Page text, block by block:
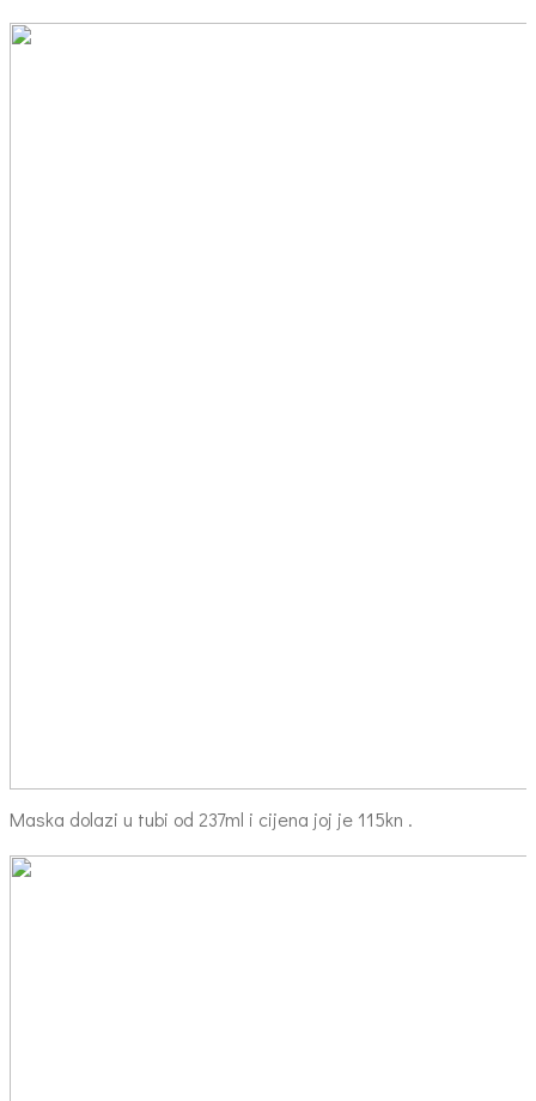
Maska dolazi u tubi od 237ml i cijena joj je 115kn .